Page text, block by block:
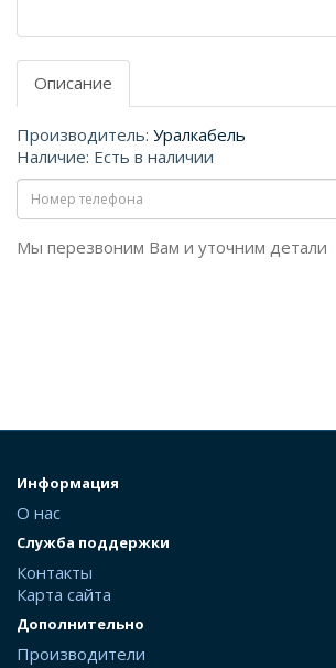
Описание
Производитель: Уралкабель
Наличие: Есть в наличии
Мы перезвоним Вам и уточним детали
Информация
О нас
Служба поддержки
Контакты
Карта сайта
Дополнительно
Производители